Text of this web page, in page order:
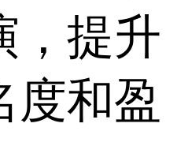
，提升
度和盈